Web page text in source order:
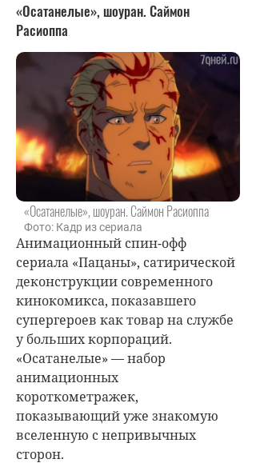
«Осатанелые», шоуран. Саймон
Расиоппа
«Осатанелые», шоуран. Саймон Расиоппа
Фото: Кадр из сериала
Анимационный спин-офф
сериала «Пацаны», сатирической
деконструкции современного
кинокомикса, показавшего
супергероев как товар на службе
у больших корпораций.
«Осатанелые» — набор
анимационных
короткометражек,
показывающий уже знакомую
вселенную с непривычных
сторон.